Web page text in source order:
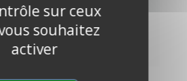
DÉCOUVRIR
sur ceux
souhaitez
activer